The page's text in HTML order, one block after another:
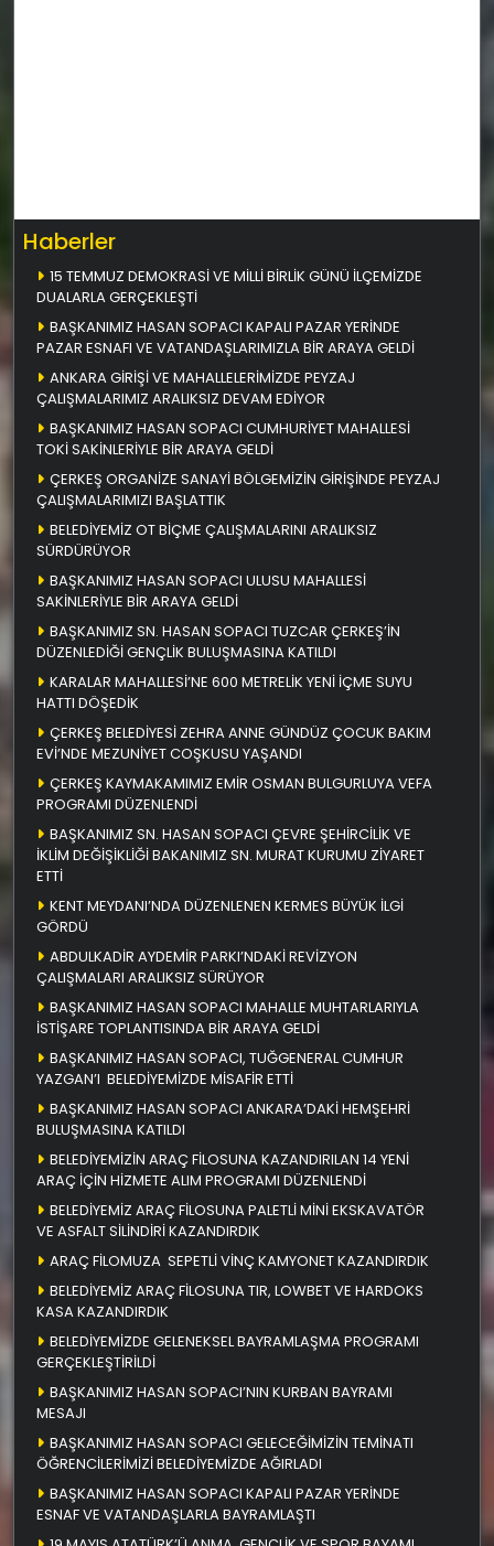
Haberler
15 TEMMUZ DEMOKRASİ VE MİLLİ BİRLİK GÜNÜ İLÇEMİZDE
DUALARLA GERÇEKLEŞTİ
BAŞKANIMIZ HASAN SOPACI KAPALI PAZAR YERİNDE
PAZAR ESNAFI VE VATANDAŞLARIMIZLA BİR ARAYA GELDİ
ANKARA GİRİŞİ VE MAHALLELERİMİZDE PEYZAJ
ÇALIŞMALARIMIZ ARALIKSIZ DEVAM EDİYOR
BAŞKANIMIZ HASAN SOPACI CUMHURİYET MAHALLESİ
TOKİ SAKİNLERİYLE BİR ARAYA GELDİ
ÇERKEŞ ORGANİZE SANAYİ BÖLGEMİZİN GİRİŞİNDE PEYZAJ
ÇALIŞMALARIMIZI BAŞLATTIK
BELEDİYEMİZ OT BİÇME ÇALIŞMALARINI ARALIKSIZ
SÜRDÜRÜYOR
BAŞKANIMIZ HASAN SOPACI ULUSU MAHALLESİ
SAKİNLERİYLE BİR ARAYA GELDİ
BAŞKANIMIZ SN. HASAN SOPACI TUZCAR ÇERKEŞ’İN
DÜZENLEDİĞİ GENÇLİK BULUŞMASINA KATILDI
KARALAR MAHALLESİ’NE 600 METRELİK YENİ İÇME SUYU
HATTI DÖŞEDİK
ÇERKEŞ BELEDİYESİ ZEHRA ANNE GÜNDÜZ ÇOCUK BAKIM
EVİ’NDE MEZUNİYET COŞKUSU YAŞANDI
ÇERKEŞ KAYMAKAMIMIZ EMİR OSMAN BULGURLUYA VEFA
PROGRAMI DÜZENLENDİ
BAŞKANIMIZ SN. HASAN SOPACI ÇEVRE ŞEHİRCİLİK VE
İKLİM DEĞİŞİKLİĞİ BAKANIMIZ SN. MURAT KURUMU ZİYARET
ETTİ
KENT MEYDANI’NDA DÜZENLENEN KERMES BÜYÜK İLGİ
GÖRDÜ
ABDULKADİR AYDEMİR PARKI’NDAKİ REVİZYON
ÇALIŞMALARI ARALIKSIZ SÜRÜYOR
BAŞKANIMIZ HASAN SOPACI MAHALLE MUHTARLARIYLA
İSTİŞARE TOPLANTISINDA BİR ARAYA GELDİ
BAŞKANIMIZ HASAN SOPACI, TUĞGENERAL CUMHUR
YAZGAN’I BELEDİYEMİZDE MİSAFİR ETTİ
BAŞKANIMIZ HASAN SOPACI ANKARA’DAKİ HEMŞEHRİ
BULUŞMASINA KATILDI
BELEDİYEMİZİN ARAÇ FİLOSUNA KAZANDIRILAN 14 YENİ
ARAÇ İÇİN HİZMETE ALIM PROGRAMI DÜZENLENDİ
BELEDİYEMİZ ARAÇ FİLOSUNA PALETLİ MİNİ EKSKAVATÖR
VE ASFALT SİLİNDİRİ KAZANDIRDIK
ARAÇ FİLOMUZA SEPETLİ VİNÇ KAMYONET KAZANDIRDIK
BELEDİYEMİZ ARAÇ FİLOSUNA TIR, LOWBET VE HARDOKS
KASA KAZANDIRDIK
BELEDİYEMİZDE GELENEKSEL BAYRAMLAŞMA PROGRAMI
GERÇEKLEŞTİRİLDİ
BAŞKANIMIZ HASAN SOPACI’NIN KURBAN BAYRAMI
MESAJI
BAŞKANIMIZ HASAN SOPACI GELECEĞİMİZİN TEMİNATI
ÖĞRENCİLERİMİZİ BELEDİYEMİZDE AĞIRLADI
BAŞKANIMIZ HASAN SOPACI KAPALI PAZAR YERİNDE
ESNAF VE VATANDAŞLARLA BAYRAMLAŞTI